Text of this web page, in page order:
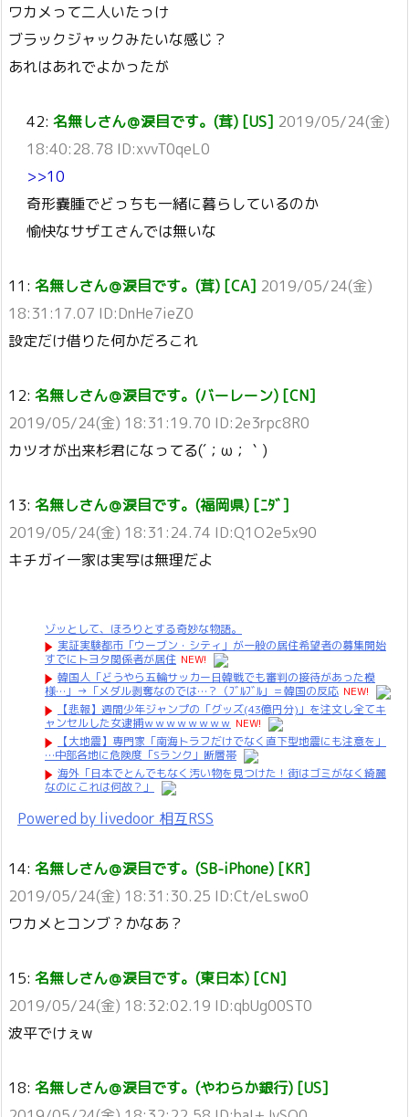
ワカメって二人いたっけ
ブラックジャックみたいな感じ？
あれはあれでよかったが
42: 名無しさん＠涙目です。(茸) [US] 2019/05/24(金)
18:40:28.78 ID:xvvT0qeL0
>>10
奇形嚢腫でどっちも一緒に暮らしているのか
愉快なサザエさんでは無いな
11: 名無しさん＠涙目です。(茸) [CA] 2019/05/24(金)
18:31:17.07 ID:DnHe7ieZ0
設定だけ借りた何かだろこれ
12: 名無しさん＠涙目です。(バーレーン) [CN]
2019/05/24(金) 18:31:19.70 ID:2e3rpc8R0
カツオが出来杉君になってる(´；ω；｀)
13: 名無しさん＠涙目です。(福岡県) [ﾆﾀﾞ]
2019/05/24(金) 18:31:24.74 ID:Q1O2e5x90
キチガイ一家は実写は無理だよ
ゾッとして、ほろりとする奇妙な物語。
実証実験都市「ウーブン・シティ」が一般の居住希望者の募集開始
すでにトヨタ関係者が居住 NEW!
韓国人「どうやら五輪サッカー日韓戦でも審判の接待があった模
様…」→「メダル剥奪なのでは…？（ﾌﾞﾙﾌﾞﾙ」＝韓国の反応 NEW!
【悲報】週間少年ジャンプの「グッズ(43億円分)」を注文し全てキ
ャンセルした女逮捕ｗｗｗｗｗｗｗｗ NEW!
【大地震】専門家「南海トラフだけでなく直下型地震にも注意を」
…中部各地に危険度「Sランク」断層帯
海外「日本でとんでもなく汚い物を見つけた！街はゴミがなく綺麗
なのにこれは何故？」
Powered by livedoor 相互RSS
14: 名無しさん＠涙目です。(SB-iPhone) [KR]
2019/05/24(金) 18:31:30.25 ID:Ct/eLswo0
ワカメとコンブ？かなあ？
15: 名無しさん＠涙目です。(東日本) [CN]
2019/05/24(金) 18:32:02.19 ID:qbUg00ST0
波平でけぇw
18: 名無しさん＠涙目です。(やわらか銀行) [US]